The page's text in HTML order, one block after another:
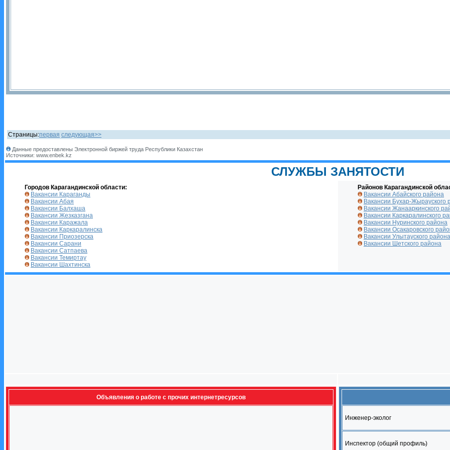
Страницы:первая следующая>>
Данные предоставлены Электронной биржей труда Республики Казахстан
Источники: www.enbek.kz
СЛУЖБЫ ЗАНЯТОСТИ
Городов Карагандинской области:
Вакансии Караганды
Вакансии Абая
Вакансии Балхаша
Вакансии Жезказгана
Вакансии Каражала
Вакансии Каркаралинска
Вакансии Приозерска
Вакансии Сарани
Вакансии Сатпаева
Вакансии Темиртау
Вакансии Шахтинска
Районов Карагандинской
Вакансии Абайского района
Вакансии Бухар-Жырауского
Вакансии Жанааркинского
Вакансии Каркаралинского
Вакансии Нуринского района
Вакансии Осакаровского
Вакансии Улытауского района
Вакансии Шетского района
Объявления о работе с прочих интернетресурсов
Инженер-эколог
Инспектор (общий профиль)